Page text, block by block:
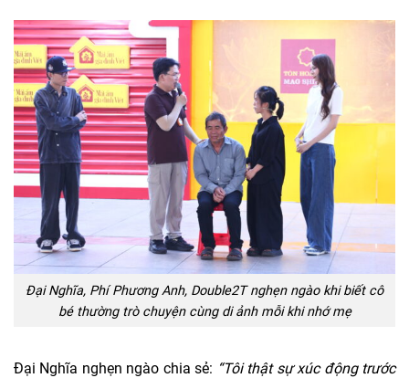
Đại Nghĩa, Phí Phương Anh, Double2T nghẹn ngào khi biết cô
bé thường trò chuyện cùng di ảnh mỗi khi nhớ mẹ
Đại Nghĩa nghẹn ngào chia sẻ: “Tôi thật sự xúc động trước